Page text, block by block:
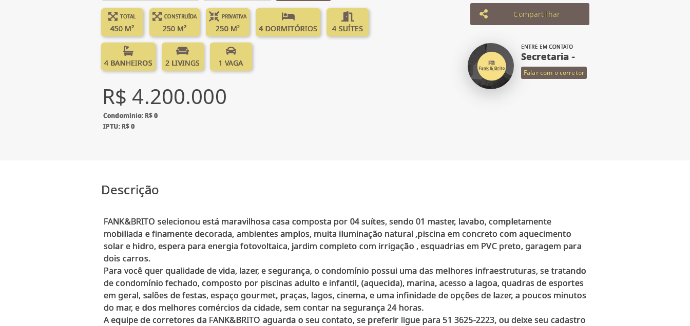
TOTAL
450 M²
CONSTRUÍDA
250 M²
PRIVATIVA
250 M² 4 DORMITÓRIOS 4 SUÍTES
4 BANHEIROS 2 LIVINGS 1 VAGA
R$ 4.200.000
Condomínio: R$ 0
IPTU: R$ 0
Compartilhar
ENTRE EM CONTATO
Secretaria -
Falar com o corretor
Descrição
FANK&BRITO selecionou está maravilhosa casa composta por 04 suítes, sendo 01 master, lavabo, completamente
mobiliada e finamente decorada, ambientes amplos, muita iluminação natural ,piscina em concreto com aquecimento
solar e hidro, espera para energia fotovoltaica, jardim completo com irrigação , esquadrias em PVC preto, garagem para
dois carros.
Para você quer qualidade de vida, lazer, e segurança, o condomínio possui uma das melhores infraestruturas, se tratando
de condomínio fechado, composto por piscinas adulto e infantil, (aquecida), marina, acesso a lagoa, quadras de esportes
em geral, salões de festas, espaço gourmet, praças, lagos, cinema, e uma infinidade de opções de lazer, a poucos minutos
do mar, e dos melhores comércios da cidade, sem contar na segurança 24 horas.
A equipe de corretores da FANK&BRITO aguarda o seu contato, se preferir ligue para 51 3625-2223, ou deixe seu cadastro